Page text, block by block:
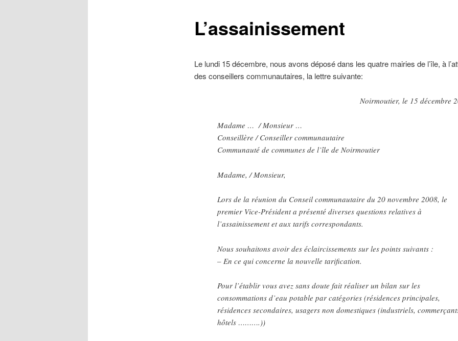
L’assainissement
Le lundi 15 décembre, nous avons déposé dans les quatre mairies de l’île, à
des conseillers communautaires, la lettre suivante:
Noirmoutier, le 15 décembre
Madame … / Monsieur …
Conseillère / Conseiller communautaire
Communauté de communes de l’île de Noirmoutier
Madame, / Monsieur,
Lors de la réunion du Conseil communautaire du 20 novembre 2008, le
premier Vice-Président a présenté diverses questions relatives à
l’assainissement et aux tarifs correspondants.
Nous souhaitons avoir des éclaircissements sur les points suivants :
– En ce qui concerne la nouvelle tarification.
Pour l’établir vous avez sans doute fait réaliser un bilan sur les
consommations d’eau potable par catégories (résidences principales,
résidences secondaires, usagers non domestiques (industriels,
hôtels ……….))